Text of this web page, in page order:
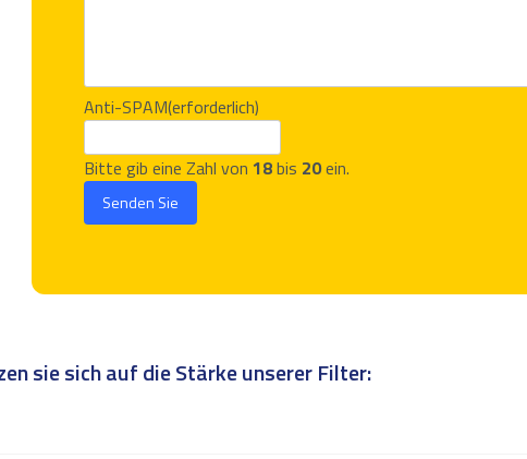
Anti-SPAM(erforderlich)
Bitte gib eine Zahl von 18bis 20ein.
Senden Sie
sie sich auf die Stärke unserer Filter: